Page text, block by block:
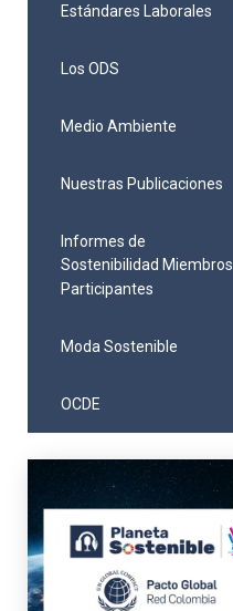
Estándares Laborales
Los ODS
Medio Ambiente
Nuestras Publicaciones
Informes de
Sostenibilidad Miembros
Participantes
Moda Sostenible
OCDE